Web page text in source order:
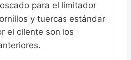
para el limitador
y tuercas estándar
el cliente son los